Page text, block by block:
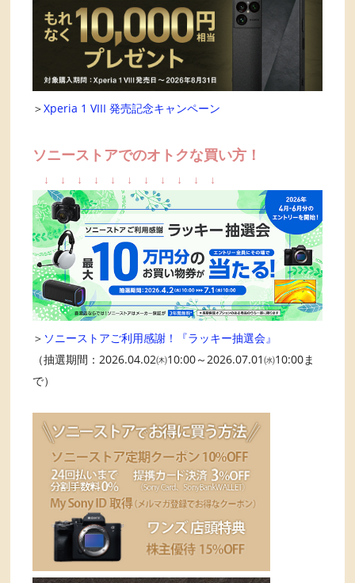
＞Xperia 1 VIII 発売記念キャンペーン
ソニーストアでのオトクな買い方！
↓ ↓ ↓ ↓ ↓ ↓ ↓ ↓ ↓ ↓ ↓
＞ ソニーストアご利用感謝！『ラッキー抽選会』
（抽選期間：2026.04.02㈭10:00～2026.07.01㈬10:00ま
で）